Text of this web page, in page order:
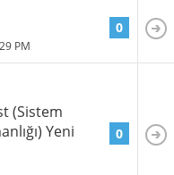
PM
0
(Sistem
Yeni
0